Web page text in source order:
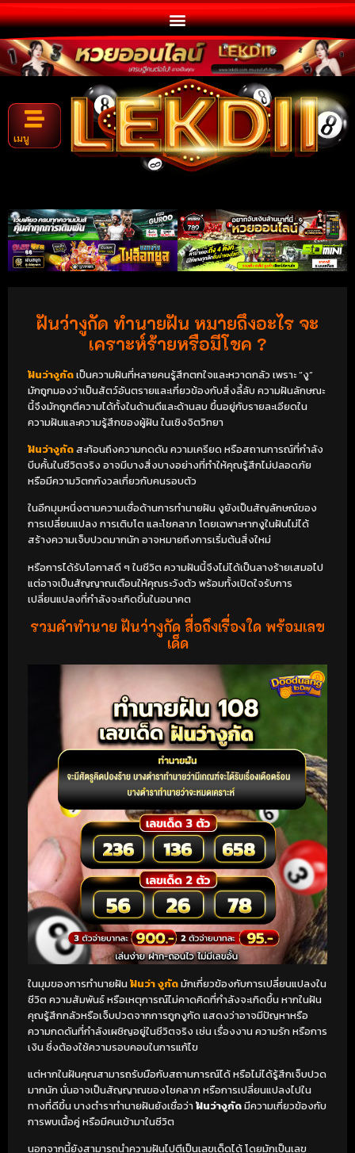
เมนู
ฝันว่างูกัด ทำนายฝัน หมายถึงอะไร จะ
เคราะห์ร้ายหรือมีโชค ?
ฝันว่างูกัดเป็นความฝันที่หลายคนรู้สึกตกใจและหวาดกลัว เพราะ “งู”
มักถูกมองว่าเป็นสัตว์อันตรายและเกี่ยวข้องกับสิ่งลี้ลับ ความฝันลักษณะ
นี้จึงมักถูกตีความได้ทั้งในด้านดีและด้านลบ ขึ้นอยู่กับรายละเอียดใน
ความฝันและความรู้สึกของผู้ฝัน ในเชิงจิตวิทยา
ฝันว่างูกัดสะท้อนถึงความกดดัน ความเครียด หรือสถานการณ์ที่กำลัง
บีบคั้นในชีวิตจริง อาจมีบางสิ่งบางอย่างที่ทำให้คุณรู้สึกไม่ปลอดภัย
หรือมีความวิตกกังวลเกี่ยวกับคนรอบตัว
ในอีกมุมหนึ่งตามความเชื่อด้านการทำนายฝัน งูยังเป็นสัญลักษณ์ของ
การเปลี่ยนแปลง การเติบโต และโชคลาภ โดยเฉพาะหากงูในฝันไม่ได้
สร้างความเจ็บปวดมากนัก อาจหมายถึงการเริ่มต้นสิ่งใหม่
หรือการได้รับโอกาสดี ๆ ในชีวิต ความฝันนี้จึงไม่ได้เป็นลางร้ายเสมอไป
แต่อาจเป็นสัญญาณเตือนให้คุณระวังตัว พร้อมทั้งเปิดใจรับการ
เปลี่ยนแปลงที่กำลังจะเกิดขึ้นในอนาคต
รวมคำทำนาย ฝันว่างูกัด สื่อถึงเรื่องใด พร้อมเลข
เด็ด
ในมุมของการทำนายฝัน ฝันว่า งูกัดมักเกี่ยวข้องกับการเปลี่ยนแปลงใน
ชีวิต ความสัมพันธ์ หรือเหตุการณ์ไม่คาดคิดที่กำลังจะเกิดขึ้น หากในฝัน
คุณรู้สึกกลัวหรือเจ็บปวดจากการถูกงูกัด แสดงว่าอาจมีปัญหาหรือ
ความกดดันที่กำลังเผชิญอยู่ในชีวิตจริง เช่น เรื่องงาน ความรัก หรือการ
เงิน ซึ่งต้องใช้ความรอบคอบในการแก้ไข
แต่หากในฝันคุณสามารถรับมือกับสถานการณ์ได้ หรือไม่ได้รู้สึกเจ็บปวด
มากนัก นั่นอาจเป็นสัญญาณของโชคลาภ หรือการเปลี่ยนแปลงไปใน
ทางที่ดีขึ้น บางตำราทำนายฝันยังเชื่อว่าฝันว่างูกัดมีความเกี่ยวข้องกับ
การพบเนื้อคู่ หรือมีคนเข้ามาในชีวิต
นอกจากนี้ยังสามารถนำความฝันไปตีเป็นเลขเด็ดได้ โดยมักเป็นเลข